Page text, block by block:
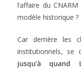
l’affaire du
modèle historique ?
Car derrière les
institutionnels, se
jusqu’à quand